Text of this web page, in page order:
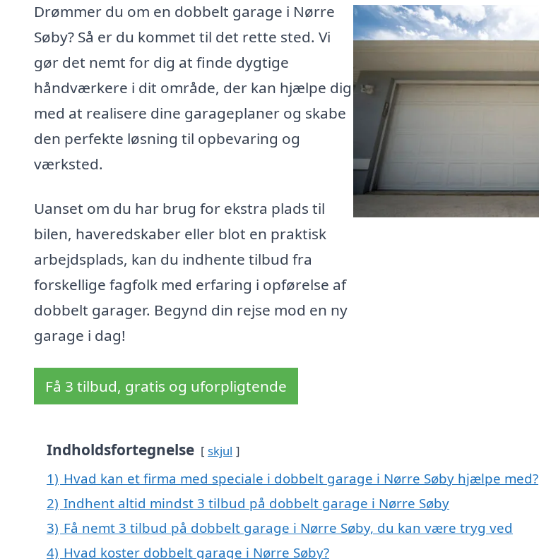
Drømmer du om en dobbelt garage i Nørre
Søby? Så er du kommet til det rette sted. Vi
gør det nemt for dig at finde dygtige
håndværkere i dit område, der kan hjælpe dig
med at realisere dine garageplaner og skabe
den perfekte løsning til opbevaring og
værksted.
Uanset om du har brug for ekstra plads til
bilen, haveredskaber eller blot en praktisk
arbejdsplads, kan du indhente tilbud fra
forskellige fagfolk med erfaring i opførelse af
dobbelt garager. Begynd din rejse mod en ny
garage i dag!
Få 3 tilbud, gratis og uforpligtende
Indholdsfortegnelse skjul
1) Hvad kan et firma med speciale i dobbelt garage i Nørre Søby hjælpe med?
2) Indhent altid mindst 3 tilbud på dobbelt garage i Nørre Søby
3) Få nemt 3 tilbud på dobbelt garage i Nørre Søby, du kan være tryg ved
4) Hvad koster dobbelt garage i Nørre Søby?